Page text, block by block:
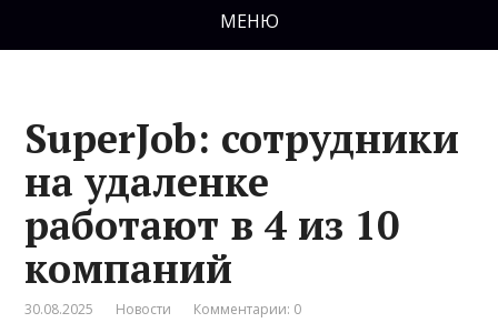
МЕНЮ
SuperJob: сотрудники
на удаленке
работают в 4 из 10
компаний
30.08.2025 Новости Комментарии: 0